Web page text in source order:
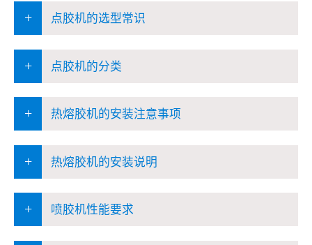
+ 点胶机的选型常识
+ 点胶机的分类
+ 热熔胶机的安装注意事项
+ 热熔胶机的安装说明
+ 喷胶机性能要求